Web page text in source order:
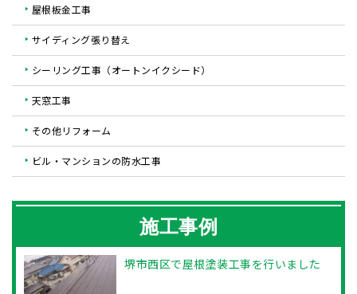
屋根板金工事
サイディング張り替え
シーリング工事（オートンイクシード）
天窓工事
その他リフォーム
ビル・マンションの防水工事
施工事例
堺市西区で屋根塗装工事を行いました